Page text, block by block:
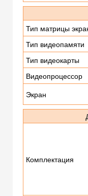
Тип матрицы
Тип видеопамяти
Тип видеокарты
Видеопроцессор
Экран
Комплектация